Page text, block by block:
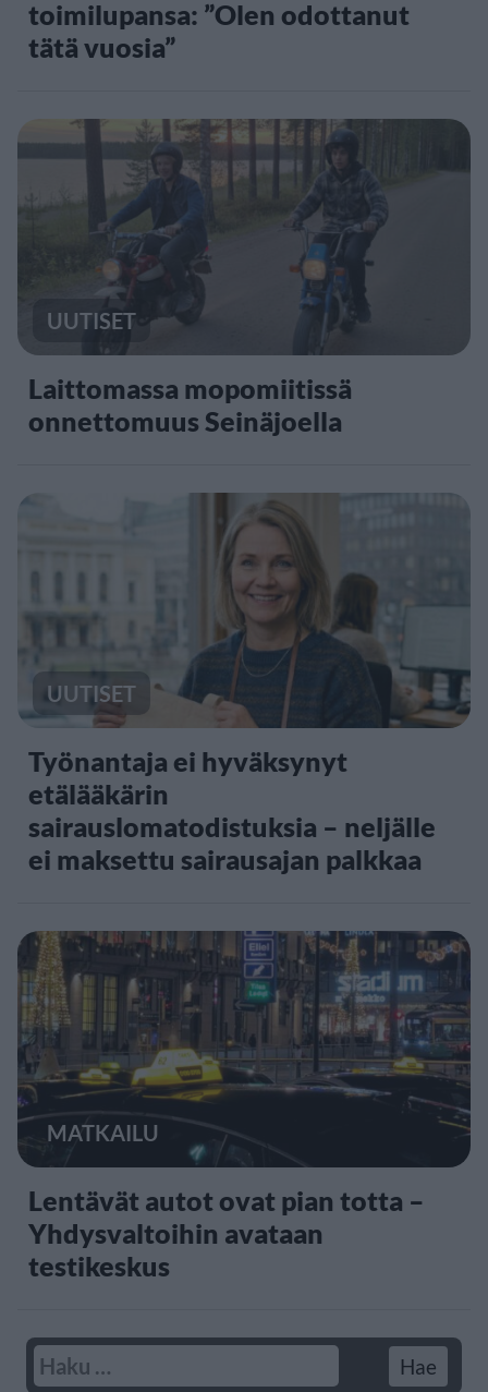
toimilupansa: ”Olen odottanut
tätä vuosia”
UUTISET
Laittomassa mopomiitissä
onnettomuus Seinäjoella
UUTISET
Työnantaja ei hyväksynyt
etälääkärin
sairauslomatodistuksia – neljälle
ei maksettu sairausajan palkkaa
MATKAILU
Lentävät autot ovat pian totta –
Yhdysvaltoihin avataan
testikeskus